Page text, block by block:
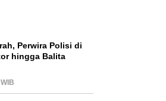
Perwira Polisi di
hingga Balita